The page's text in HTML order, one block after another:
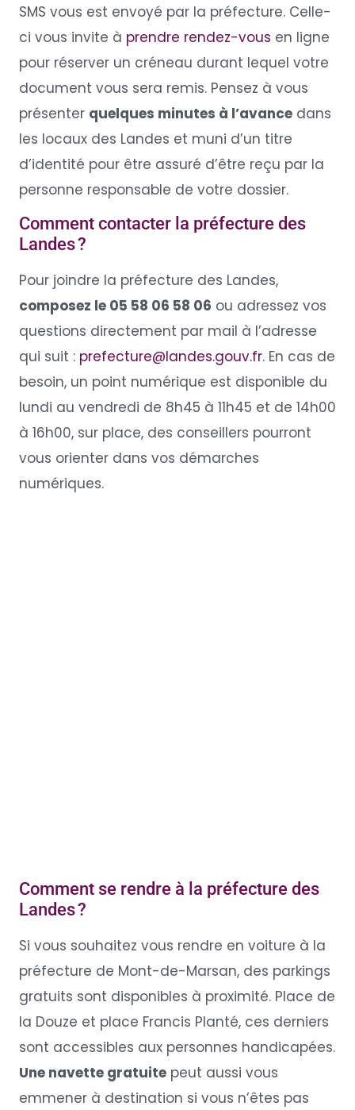
SMS vous est envoyé par la préfecture. Celle-
ci vous invite à prendre rendez-vous en ligne
pour réserver un créneau durant lequel votre
document vous sera remis. Pensez à vous
présenter quelques minutes à l’avancedans
les locaux des Landes et muni d’un titre
d’identité pour être assuré d’être reçu par la
personne responsable de votre dossier.
Comment contacter la préfecture des
Landes ?
Pour joindre la préfecture des Landes,
composez le 05 58 06 58 06 ou adressez vos
questions directement par mail à l’adresse
qui suit : prefecture@landes.gouv.fr. En cas de
besoin, un point numérique est disponible du
lundi au vendredi de 8h45 à 11h45 et de 14h00
à 16h00, sur place, des conseillers pourront
vous orienter dans vos démarches
numériques.
Comment se rendre à la préfecture des
Landes ?
Si vous souhaitez vous rendre en voiture à la
préfecture de Mont-de-Marsan, des parkings
gratuits sont disponibles à proximité. Place de
la Douze et place Francis Planté, ces derniers
sont accessibles aux personnes handicapées.
Une navette gratuitepeut aussi vous
emmener à destination si vous n’êtes pas